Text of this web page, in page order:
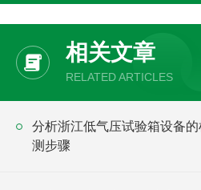
相关文章
RELATED ARTICLES
分析浙江低气压试验箱设备的
测步骤